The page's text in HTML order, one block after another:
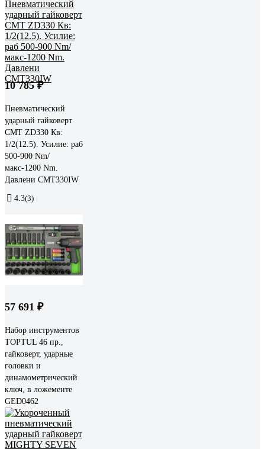
10 785 ₽
Пневматический
ударный гайковерт
СМТ ZD330 Кв:
1/2(12.5). Усилие: раб
500-900 Nm/
макс-1200 Nm.
Давлени CMT330IW
4.3(3)
57 691 ₽
Набор инструментов
TOPTUL 46 пр.,
гайковерт, ударные
головки и
динамометрический
ключ, в ложементе
GED0462